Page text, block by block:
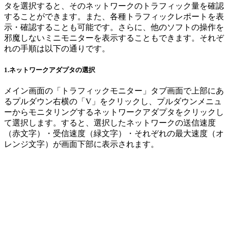
タを選択すると、そのネットワークのトラフィック量を確認
することができます。また、各種トラフィックレポートを表
示・確認することも可能です。さらに、他のソフトの操作を
邪魔しないミニモニターを表示することもできます。それぞ
れの手順は以下の通りです。
1.ネットワークアダプタの選択
メイン画面の「トラフィックモニター」タブ画面で上部にあ
るプルダウン右横の「V」をクリックし、プルダウンメニュ
ーからモニタリングするネットワークアダプタをクリックし
て選択します。すると、選択したネットワークの送信速度
（赤文字）・受信速度（緑文字）・それぞれの最大速度（オ
レンジ文字）が画面下部に表示されます。